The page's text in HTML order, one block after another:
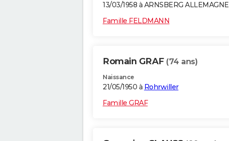
13/03/1958 à ARNSBERG ALLEMAGNE
Famille FELDMANN
Romain GRAF (74 ans)
Naissance
21/05/1950 à Rohrwiller
Famille GRAF